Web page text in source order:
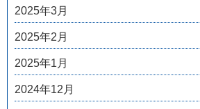
2025年3月
2025年2月
2025年1月
2024年12月